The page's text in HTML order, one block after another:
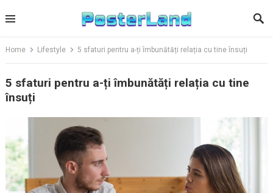
to
Home Lifestyle 5 sfaturi pentru a-ți îmbunătăți relația cu tine însuți
5 sfaturi pentru a-ți îmbunătăți relația cu tine
însuți